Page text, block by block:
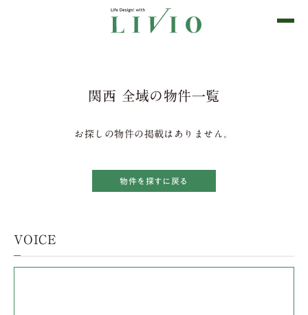
関西 全域の物件一覧
お探しの物件の掲載はありません。
物件を探すに戻る
VOICE